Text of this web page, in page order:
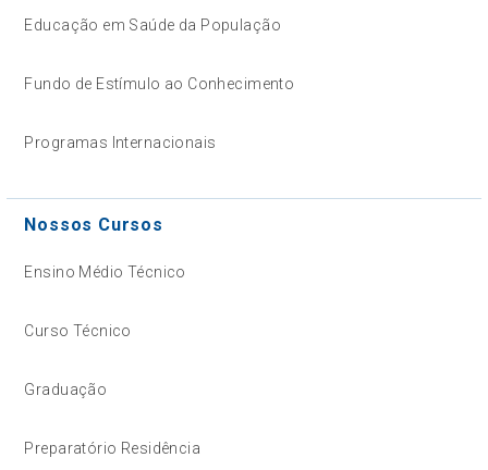
Educação em Saúde da População
Fundo de Estímulo ao Conhecimento
Programas Internacionais
Nossos Cursos
Ensino Médio Técnico
Curso Técnico
Graduação
Preparatório Residência